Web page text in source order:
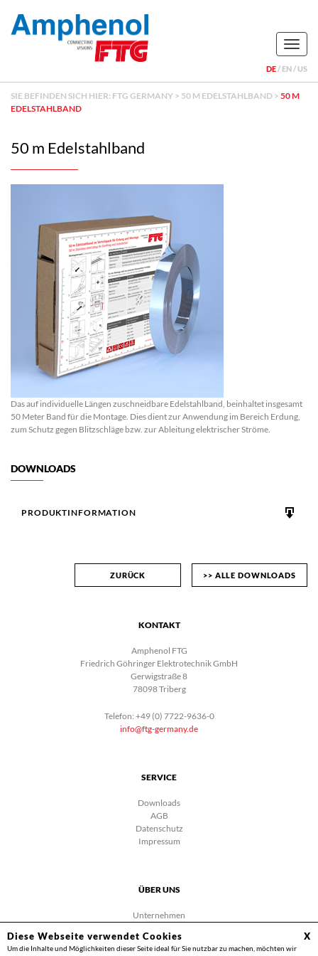
Diese Webseite verwendet Cookies X
Um die Inhalte und Möglichkeiten dieser Seite ideal für Sie nutzbar zu machen, möchten wir
DE EN US
SIE BEFINDEN SICH HIER: FTG GERMANY > 50 M EDELSTAHLBAND > 50 M
EDELSTAHLBAND
50 m Edelstahlband
Das auf individuelle Längen zuschneidbare Edelstahlband, beinhaltet insgesamt
50 Meter Band für die Montage. Dies dient zur Anwendung im Bereich Erdung,
zum Schutz gegen Blitzschläge bzw. zur Ableitung elektrischer Ströme.
DOWNLOADS
PRODUKTINFORMATION
ZURÜCK >> ALLE DOWNLOADS
KONTAKT
Amphenol FTG
Friedrich Göhringer Elektrotechnik GmbH
Gerwigstraße 8
78098 Triberg
Telefon: +49 (0) 7722-9636-0
info@ftg-germany.de
SERVICE
Downloads
AGB
Datenschutz
Impressum
ÜBER UNS
Unternehmen
Facebook
Videos